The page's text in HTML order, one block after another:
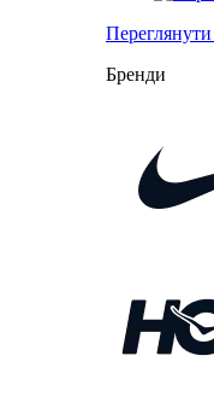
Переглянути
Бренди